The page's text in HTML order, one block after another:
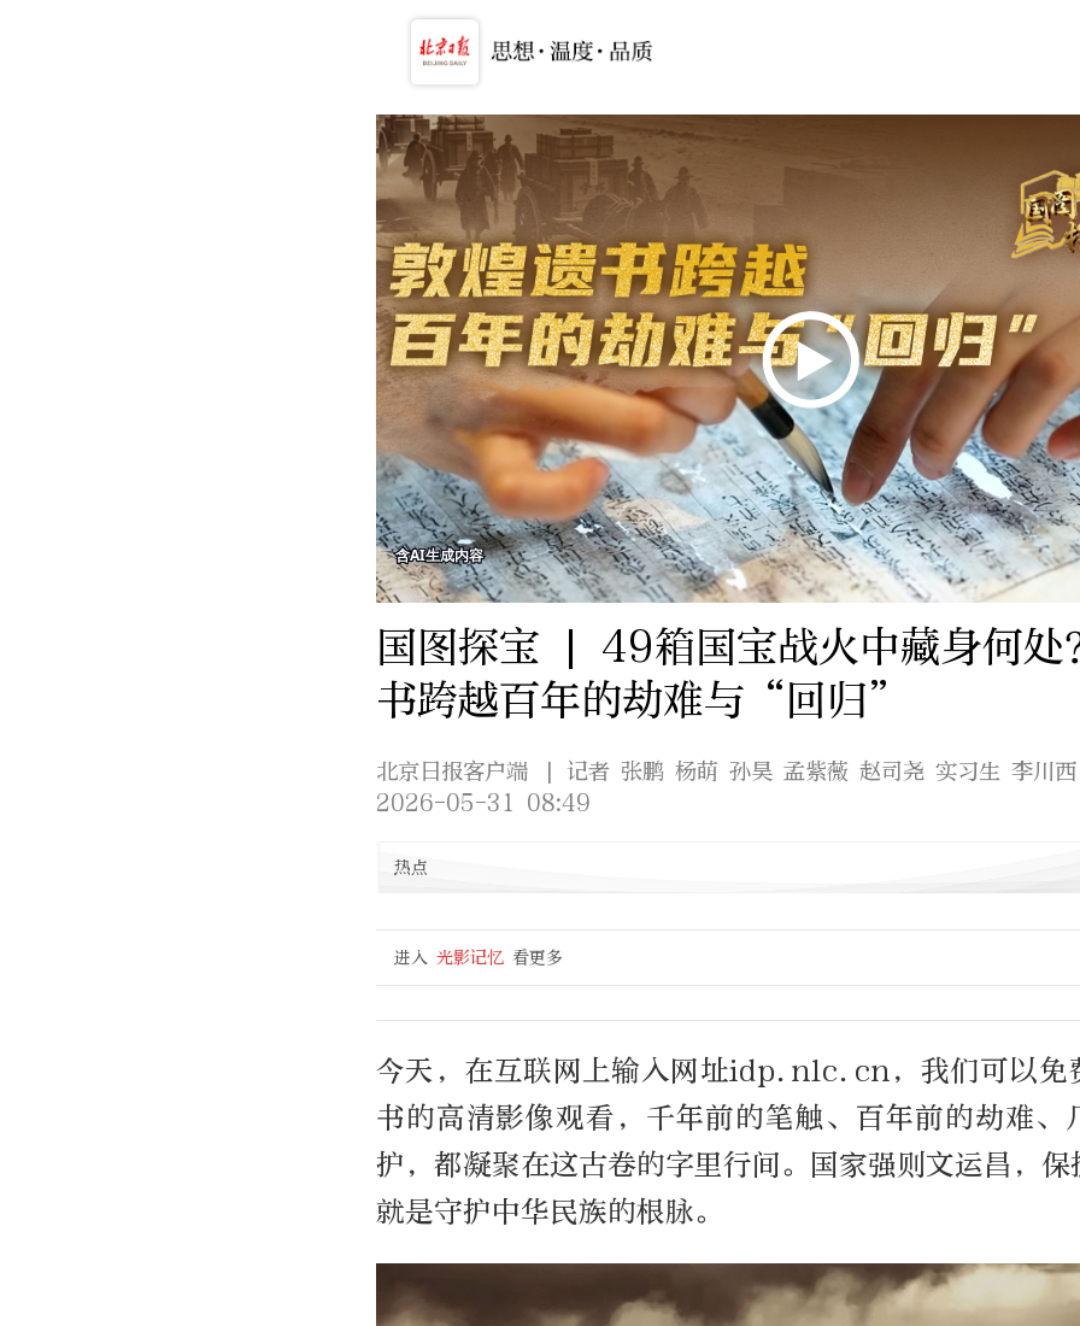
国图探宝 | 49箱国宝战火中藏身何处
书跨越百年的劫难与“回归”
北京日报客户端
| 记者 张鹏 杨萌 孙昊 孟紫薇 赵司尧 实习生 李川
2026-05-31 08:49
热点
进入 光影记忆 看更多
今天，在互联网上输入网址idp.nlc.cn，我们可以免
书的高清影像观看，千年前的笔触、百年前的劫难、
护，都凝聚在这古卷的字里行间。国家强则文运昌，
就是守护中华民族的根脉。